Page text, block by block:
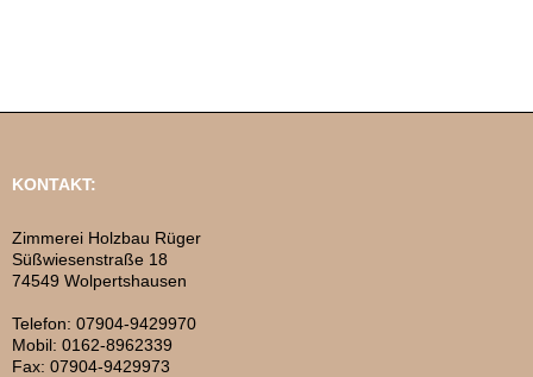
KONTAKT:
Zimmerei Holzbau Rüger
Süßwiesenstraße 18
74549 Wolpertshausen
Telefon: 07904-9429970
Mobil: 0162-8962339
Fax: 07904-9429973